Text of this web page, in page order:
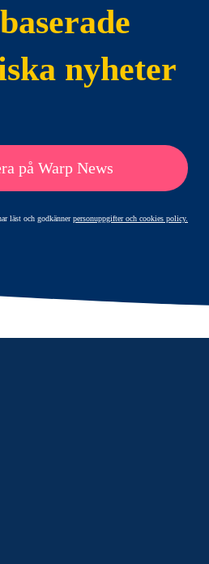
nyheter
på Warp News
läst och godkännerpersonuppgifter och cookies policy.